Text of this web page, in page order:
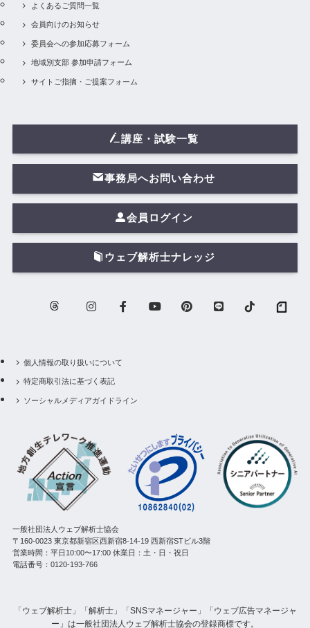
よくあるご質問一覧
会員向けのお知らせ
委員会への参加応募フォーム
地域別支部 参加申請フォーム
サイトご指摘・ご提案フォーム
講座・試験一覧
事務局へお問い合わせ
会員ログイン
ウェブ解析士ナレッジ
個人情報の取り扱いについて
特定商取引法に基づく表記
ソーシャルメディアガイドライン
一般社団法人ウェブ解析士協会
〒160-0023 東京都新宿区西新宿8-14-19 西新宿STビル3階
営業時間：平日10:00〜17:00 休業日：土・日・祝日
電話番号：0120-193-766
「ウェブ解析士」「解析士」「SNSマネージャー」「ウェブ広告マネージャ
ー」は一般社団法人ウェブ解析士協会の登録商標です。